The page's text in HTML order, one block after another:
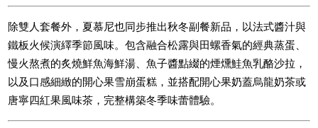
除雙人套餐外，夏慕尼也同步推出秋冬副餐新品，以法式醬汁與
鐵板火候演繹季節風味。包含融合松露與田螺香氣的經典蒸蛋、
慢火熬煮的炙燒鮮魚海鮮湯、魚子醬點綴的煙燻鮭魚乳酪沙拉，
以及口感細緻的開心果雪崩蛋糕，並搭配開心果奶蓋烏龍奶茶或
唐寧四紅果風味茶，完整構築冬季味蕾體驗。